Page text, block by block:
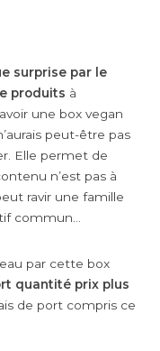
surprise par le
produits à
une box vegan
peut-être pas
Elle permet de
n’est pas à
ravir une famille
commun…
par cette box
quantité prix plus
de port compris ce